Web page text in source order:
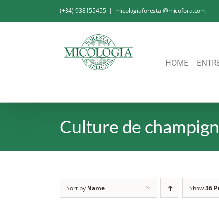
(+34) 938155455 | micologiaforestal@micofora.com
HOME
Culture de
Sort by Name Show36